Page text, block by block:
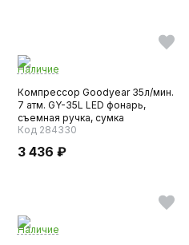
Наличие
Компрессор Goodyear 35л/мин.
7 атм. GY-35L LED фонарь,
съемная ручка, сумка
Код 284330
3 436 ₽
Наличие